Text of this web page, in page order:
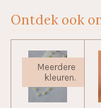
Ontdek ook
Meerdere
kleuren.